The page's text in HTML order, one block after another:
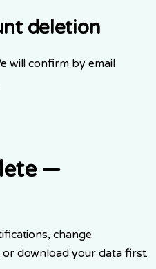
deletion
will confirm by email
—
change
download your data first.